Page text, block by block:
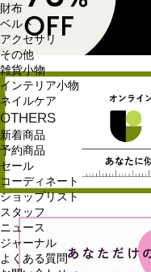
財布
ベルト
アクセサリ
その他
雑貨小物
インテリア小物
ネイルケア
OTHERS
新着商品
予約商品
セール
コーディネート
ショップリスト
スタッフ
ニュース
ジャーナル
よくある質問